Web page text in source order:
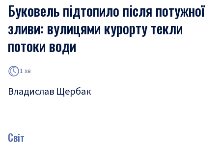
Буковель підтопило після потужної
зливи: вулицями курорту текли
потоки води
1 хв
Владислав Щербак
Світ